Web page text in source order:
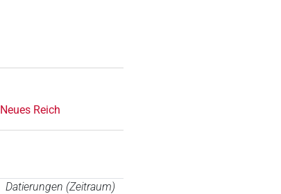
Neues Reich
Datierungen (Zeitraum)